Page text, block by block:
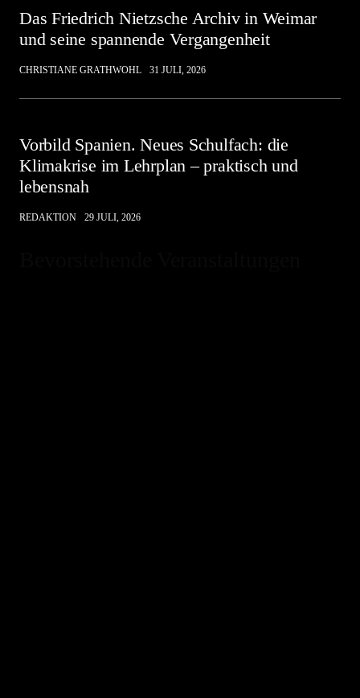
Das Friedrich Nietzsche Archiv in Weimar
und seine spannende Vergangenheit
CHRISTIANE GRATHWOHL 31 JULI, 2026
Vorbild Spanien. Neues Schulfach: die
Klimakrise im Lehrplan – praktisch und
lebensnah
REDAKTION 29 JULI, 2026